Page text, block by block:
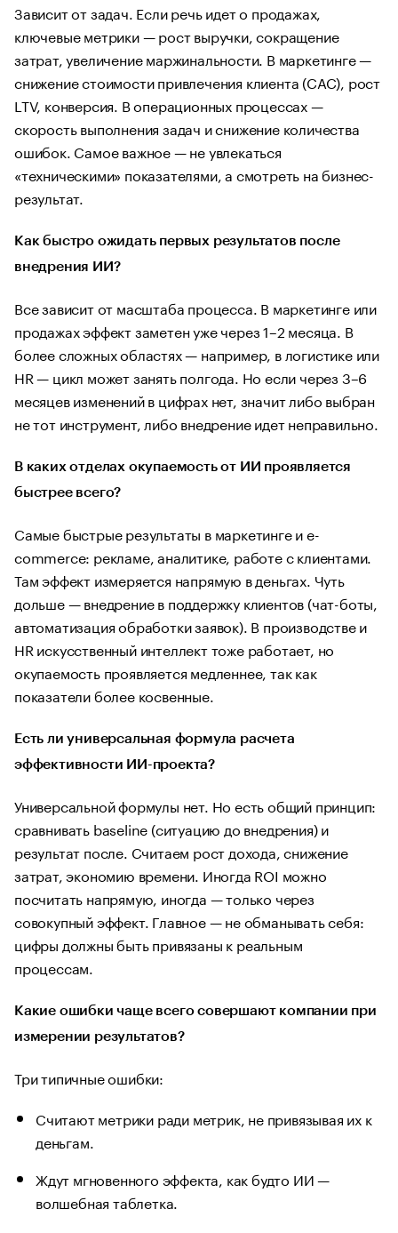
Зависит от задач. Если речь идет о продажах,
ключевые метрики — рост выручки, сокращение
затрат, увеличение маржинальности. В маркетинге —
снижение стоимости привлечения клиента (CAC), рост
LTV, конверсия. В операционных процессах —
скорость выполнения задач и снижение количества
ошибок. Самое важное — не увлекаться
«техническими» показателями, а смотреть на бизнес-
результат.
Как быстро ожидать первых результатов после
внедрения ИИ?
Все зависит от масштаба процесса. В маркетинге или
продажах эффект заметен уже через 1–2 месяца. В
более сложных областях — например, в логистике или
HR — цикл может занять полгода. Но если через 3–6
месяцев изменений в цифрах нет, значит либо выбран
не тот инструмент, либо внедрение идет неправильно.
В каких отделах окупаемость от ИИ проявляется
быстрее всего?
Самые быстрые результаты в маркетинге и e-
commerce: рекламе, аналитике, работе с клиентами.
Там эффект измеряется напрямую в деньгах. Чуть
дольше — внедрение в поддержку клиентов (чат-боты,
автоматизация обработки заявок). В производстве и
HR искусственный интеллект тоже работает, но
окупаемость проявляется медленнее, так как
показатели более косвенные.
Есть ли универсальная формула расчета
эффективности ИИ-проекта?
Универсальной формулы нет. Но есть общий принцип:
сравнивать baseline (ситуацию до внедрения) и
результат после. Считаем рост дохода, снижение
затрат, экономию времени. Иногда ROI можно
посчитать напрямую, иногда — только через
совокупный эффект. Главное — не обманывать себя:
цифры должны быть привязаны к реальным
процессам.
Какие ошибки чаще всего совершают компании при
измерении результатов?
Три типичные ошибки:
Считают метрики ради метрик, не привязывая их к
деньгам.
Ждут мгновенного эффекта, как будто ИИ —
волшебная таблетка.